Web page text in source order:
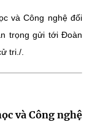
và Công nghệ đối
trọng gửi tới Đoàn
tri./.
và Công nghệ